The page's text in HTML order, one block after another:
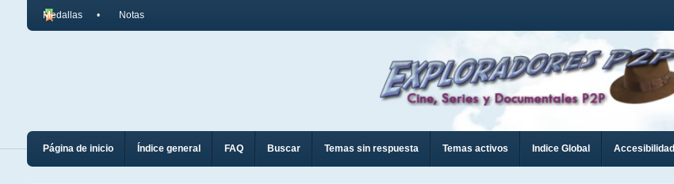
Medallas Notas
Página de inicio Índice general FAQ Buscar Temas sin respuesta Temas activos Indice Global Accesibilidad